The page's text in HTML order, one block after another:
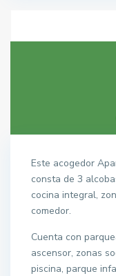
Este acogedor
consta de 3
cocina integral,
comedor.
Cuenta con
ascensor, zonas
piscina, parque